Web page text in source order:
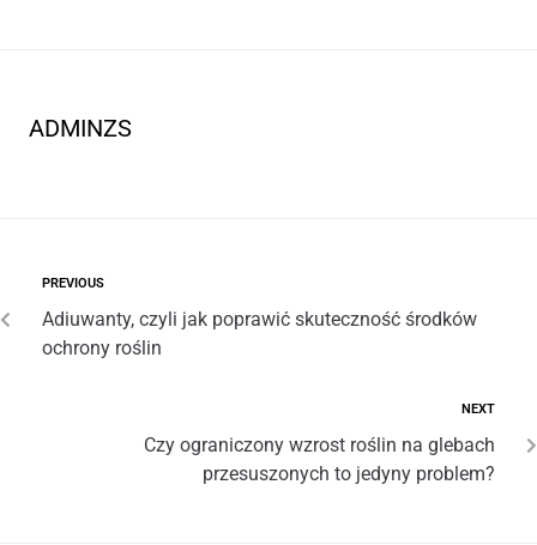
ADMINZS
PREVIOUS
Adiuwanty, czyli jak poprawić skuteczność środków
ochrony roślin
NEXT
Czy ograniczony wzrost roślin na glebach
przesuszonych to jedyny problem?